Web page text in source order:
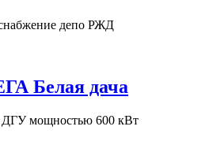
депо РЖД
Белая дача
ДГУ мощностью 600 кВт